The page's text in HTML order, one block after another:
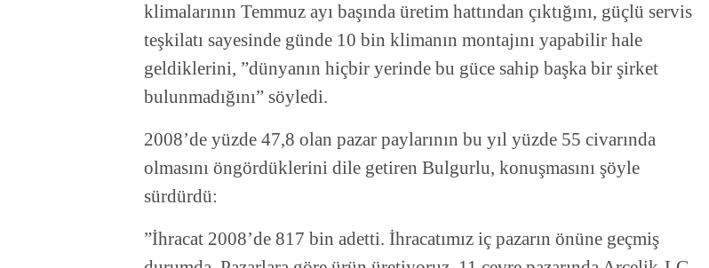
klimalarının Temmuz ayı başında üretim hattından çıktığını, güçlü servis
teşkilatı sayesinde günde 10 bin klimanın montajını yapabilir hale
geldiklerini, ”dünyanın hiçbir yerinde bu güce sahip başka bir şirket
bulunmadığını” söyledi.
2008’de yüzde 47,8 olan pazar paylarının bu yıl yüzde 55 civarında
olmasını öngördüklerini dile getiren Bulgurlu, konuşmasını şöyle
sürdürdü:
”İhracat 2008’de 817 bin adetti. İhracatımız iç pazarın önüne geçmiş